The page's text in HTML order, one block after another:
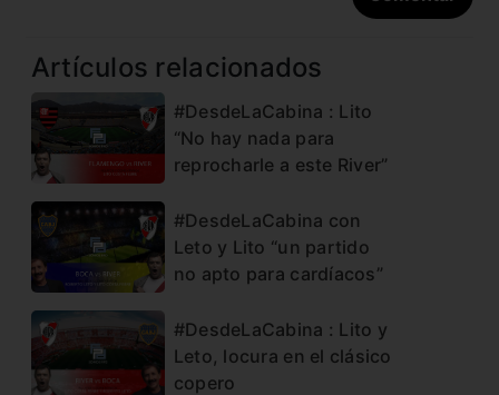
Artículos relacionados
#DesdeLaCabina : Lito
“No hay nada para
reprocharle a este River”
#DesdeLaCabina con
Leto y Lito “un partido
no apto para cardíacos”
#DesdeLaCabina : Lito y
Leto, locura en el clásico
copero